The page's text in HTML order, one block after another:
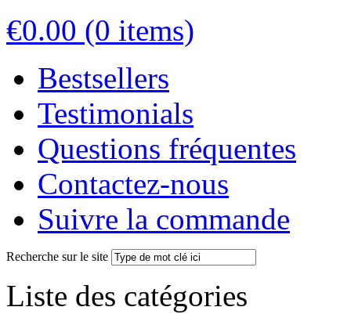
€0.00 (0 items)
Bestsellers
Testimonials
Questions fréquentes
Contactez-nous
Suivre la commande
Recherche sur le site
Liste des catégories